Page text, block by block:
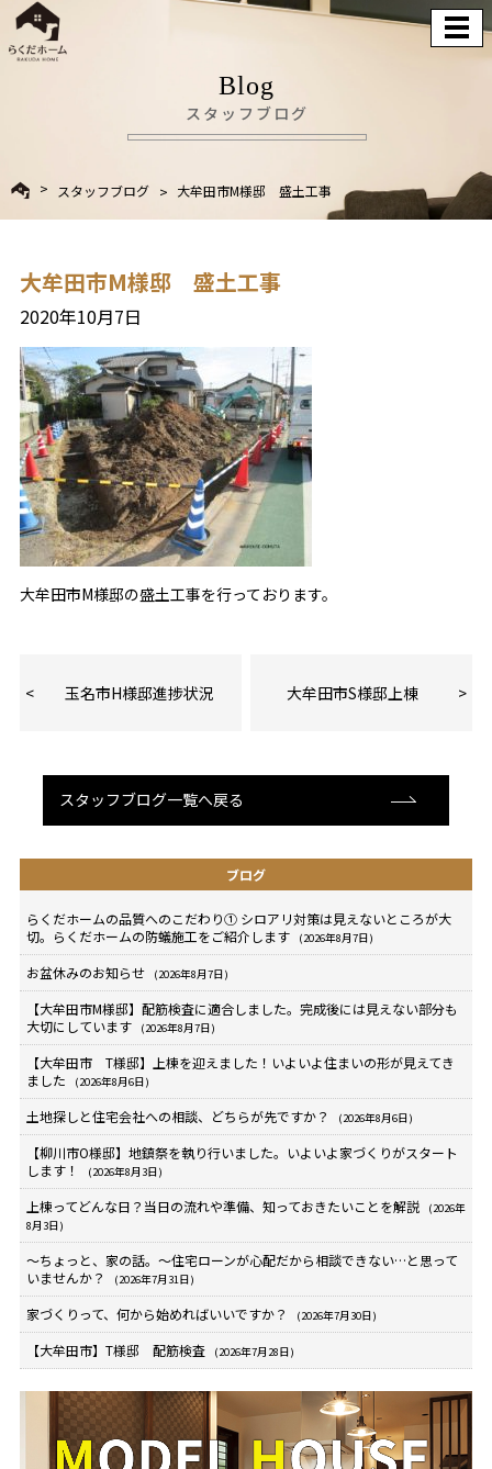
Blog
スタッフブログ
スタッフブログ 大牟田市M様邸 盛土工事
大牟田市M様邸 盛土工事
2020年10月7日
大牟田市M様邸の盛土工事を行っております。
玉名市H様邸進捗状況 大牟田市S様邸上棟
スタッフブログ一覧へ戻る
ブログ
らくだホームの品質へのこだわり① シロアリ対策は見えないところが大
切。らくだホームの防蟻施工をご紹介します
(2026年8月7日)
お盆休みのお知らせ (2026年8月7日)
【大牟田市M様邸】配筋検査に適合しました。完成後には見えない部分も
大切にしています
(2026年8月7日)
【大牟田市 T様邸】上棟を迎えました！いよいよ住まいの形が見えてき
ました
(2026年8月6日)
土地探しと住宅会社への相談、どちらが先ですか？ (2026年8月6日)
【柳川市O様邸】地鎮祭を執り行いました。いよいよ家づくりがスタート
します！
(2026年8月3日)
上棟ってどんな日？当日の流れや準備、知っておきたいことを解説
(2026年
8月3日)
～ちょっと、家の話。～住宅ローンが心配だから相談できない…と思って
いませんか？
(2026年7月31日)
家づくりって、何から始めればいいですか？ (2026年7月30日)
【大牟田市】T様邸 配筋検査 (2026年7月28日)